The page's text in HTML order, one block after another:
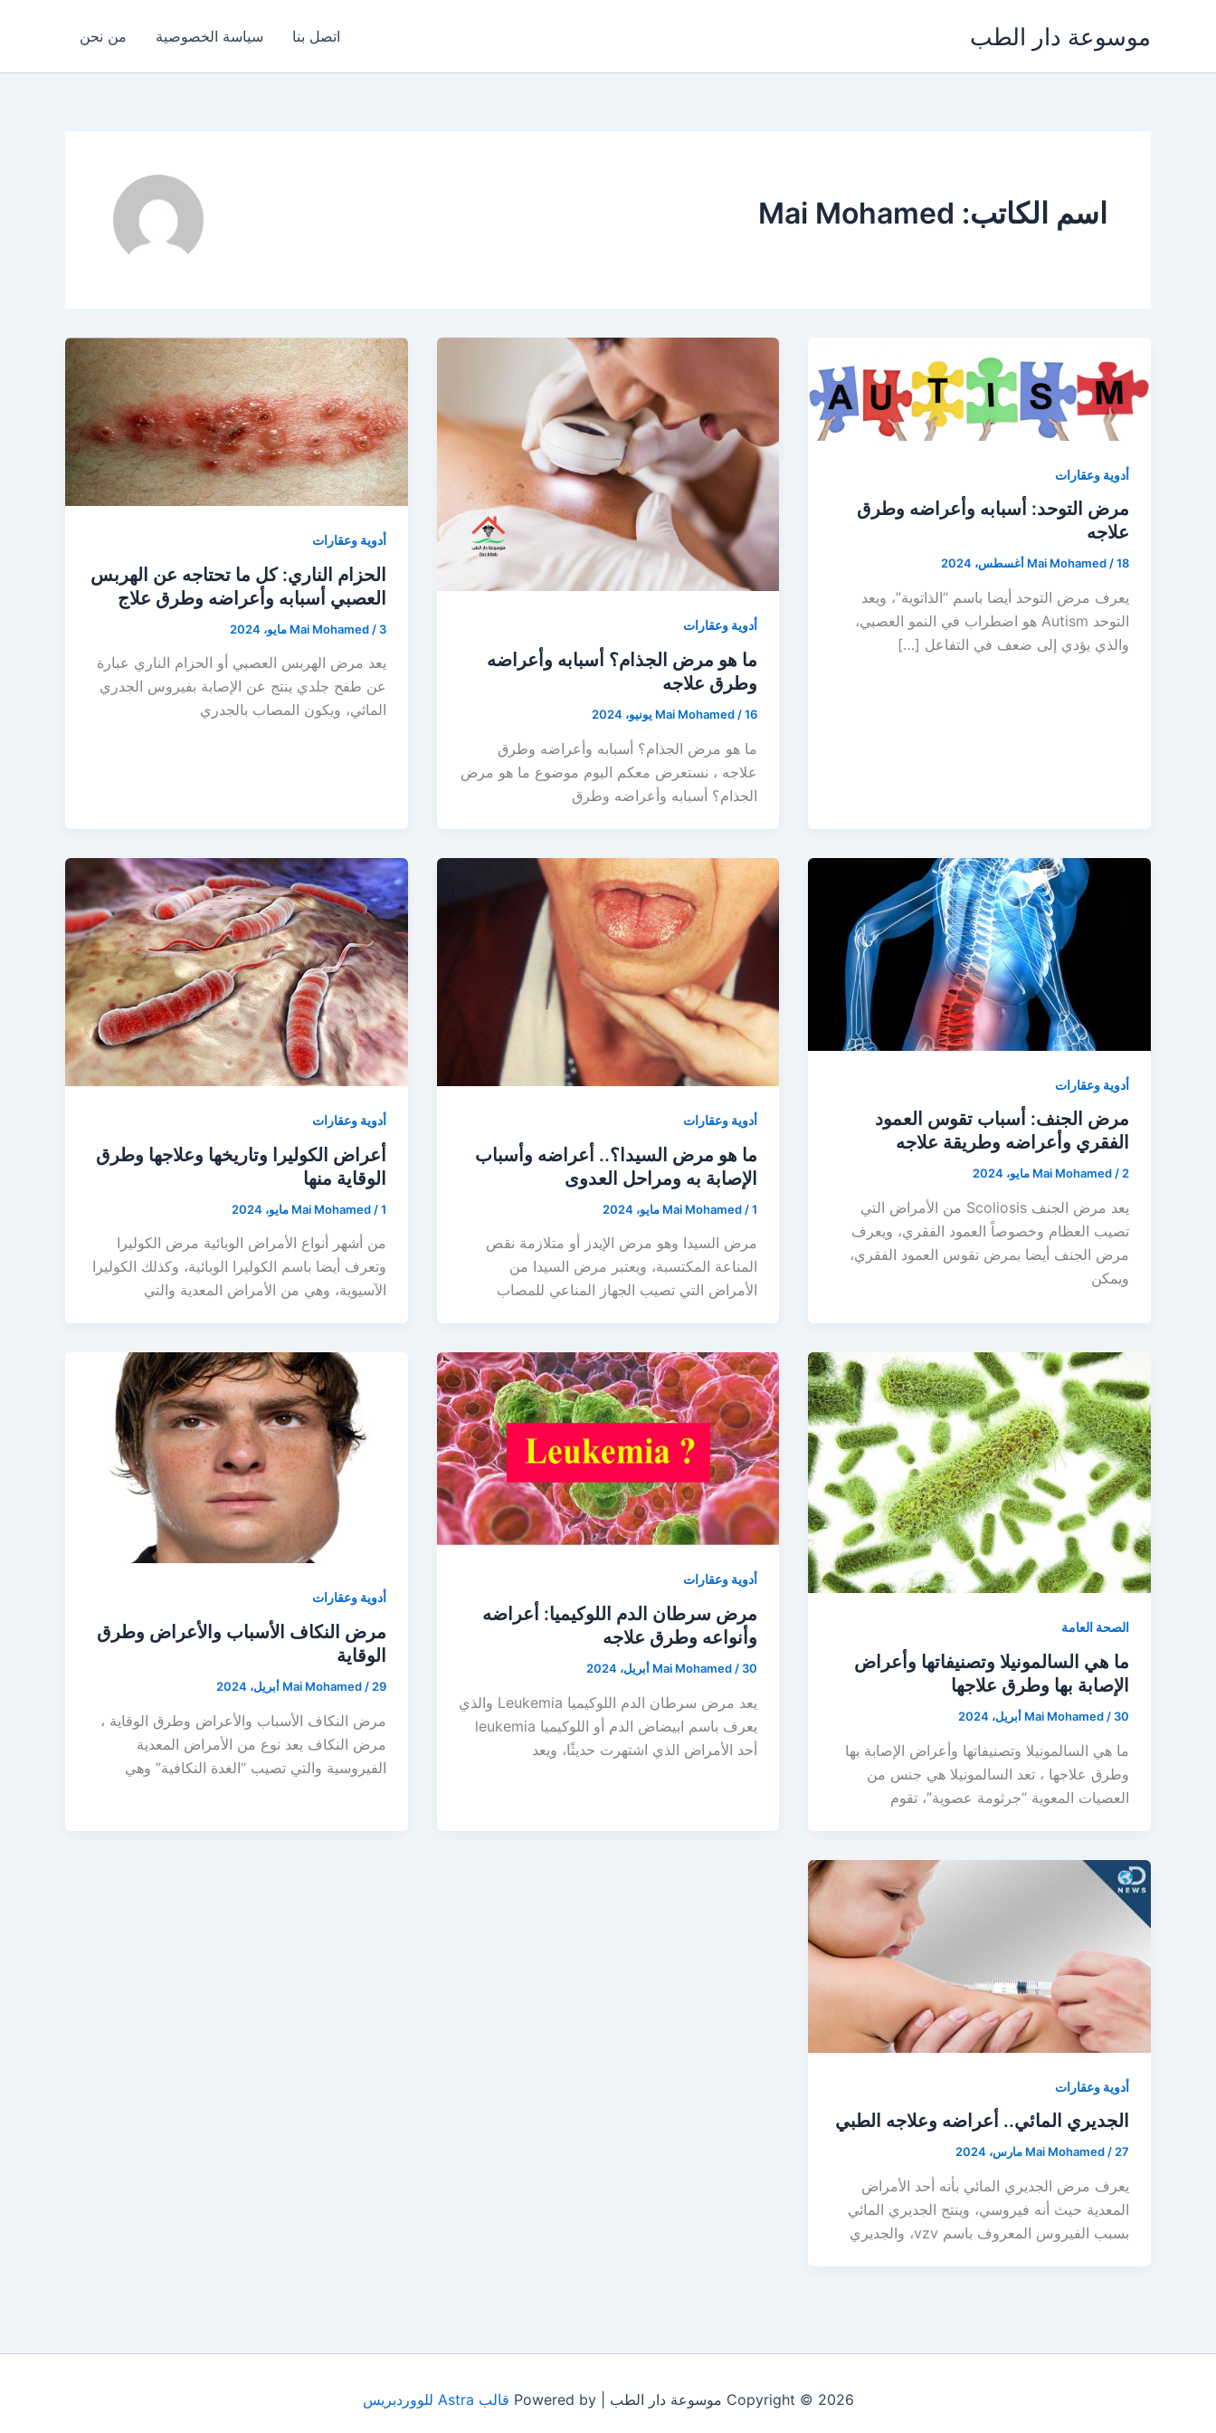
موسوعة دار الطب اتصل بنا سياسة الخصوصية من نحن
اسم الكاتب: Mai Mohamed
أدوية وعقارات
مرض التوحد: أسبابه وأعراضه وطرق
علاجه
Mai Mohamed/18 أغسطس، 2024
يعرف مرض التوحد أيضا باسم “الذاتوية”، ويعد
التوحد Autism هو اضطراب في النمو العصبي،
والذي يؤدي إلى ضعف في التفاعل […]
أدوية وعقارات
ما هو مرض الجذام؟ أسبابه وأعراضه
وطرق علاجه
Mai Mohamed /16 يونيو، 2024
ما هو مرض الجذام؟ أسبابه وأعراضه وطرق
علاجه ، نستعرض معكم اليوم موضوع ما هو مرض
الجذام؟ أسبابه وأعراضه وطرق
أدوية وعقارات
الحزام الناري: كل ما تحتاجه عن الهربس
العصبي أسبابه وأعراضه وطرق علاج
Mai Mohamed / 3 مايو، 2024
يعد مرض الهربس العصبي أو الحزام الناري عبارة
عن طفح جلدي ينتج عن الإصابة بفيروس الجدري
المائي، ويكون المصاب بالجدري
أدوية وعقارات
مرض الجنف: أسباب تقوس العمود
الفقري وأعراضه وطريقة علاجه
Mai Mohamed/2 مايو، 2024
يعد مرض الجنف Scoliosis من الأمراض التي
تصيب العظام وخصوصاً العمود الفقري، ويعرف
مرض الجنف أيضا بمرض تقوس العمود الفقري،
ويمكن
أدوية وعقارات
ما هو مرض السيدا؟.. أعراضه وأسباب
الإصابة به ومراحل العدوى
Mai Mohamed /1 مايو، 2024
مرض السيدا وهو مرض الإيدز أو متلازمة نقص
المناعة المكتسبة، ويعتبر مرض السيدا من
الأمراض التي تصيب الجهاز المناعي للمصاب
أدوية وعقارات
أعراض الكوليرا وتاريخها وعلاجها وطرق
الوقاية منها
Mai Mohamed /1 مايو، 2024
من أشهر أنواع الأمراض الوبائية مرض الكوليرا
وتعرف أيضا باسم الكوليرا الوبائية، وكذلك الكوليرا
الآسيوية، وهي من الأمراض المعدية والتي
الصحة العامة
ما هي السالمونيلا وتصنيفاتها وأعراض
الإصابة بها وطرق علاجها
Mai Mohamed / 30 أبريل، 2024
ما هي السالمونيلا وتصنيفاتها وأعراض الإصابة بها
وطرق علاجها ، تعد السالمونيلا هي جنس من
العصيات المعوية “جرثومة عصوية”، تقوم
أدوية وعقارات
مرض سرطان الدم اللوكيميا: أعراضه
وأنواعه وطرق علاجه
Mai Mohamed / 30 أبريل، 2024
يعد مرض سرطان الدم اللوكيميا Leukemia والذي
يعرف باسم ابيضاض الدم أو اللوكيميا leukemia
أحد الأمراض الذي اشتهرت حديثًا، ويعد
أدوية وعقارات
مرض النكاف الأسباب والأعراض وطرق
الوقاية
Mai Mohamed / 29 أبريل، 2024
مرض النكاف الأسباب والأعراض وطرق الوقاية ،
مرض النكاف يعد نوع من الأمراض المعدية
الفيروسية والتي تصيب “الغدة النكافية” وهي
أدوية وعقارات
الجديري المائي.. أعراضه وعلاجه الطبي
Mai Mohamed/27 مارس، 2024
يعرف مرض الجديري المائي بأنه أحد الأمراض
المعدية حيث أنه فيروسي، وينتج الجديري المائي
بسبب الفيروس المعروف باسم vzv، والجديري
Copyright © 2026 موسوعة دار الطب | Powered by قالب Astra للووردبريس